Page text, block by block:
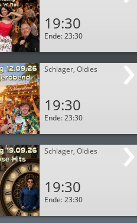
19:30
Ende: 23:30
Schlager, Oldies
19:30
Ende: 23:30
Schlager, Oldies
19:30
Ende: 23:30